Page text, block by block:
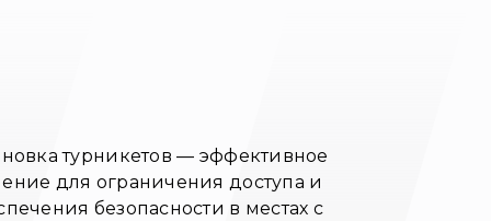
турникетов — эффективное
для ограничения доступа и
безопасности в местах с